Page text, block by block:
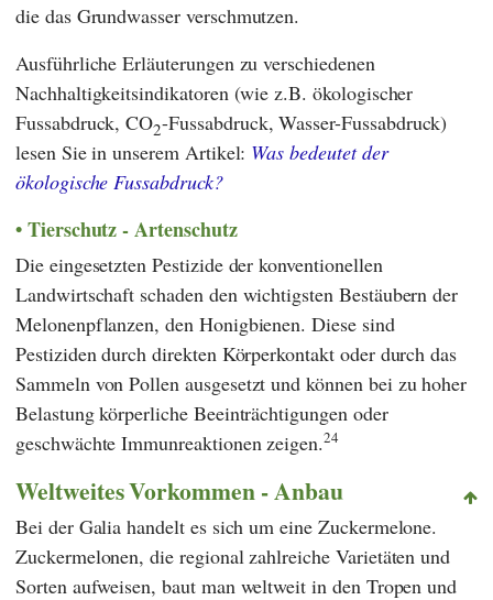
die das Grundwasser verschmutzen.
Ausführliche Erläuterungen zu verschiedenen
Nachhaltigkeitsindikatoren (wie z.B. ökologischer
Fussabdruck, CO2-Fussabdruck, Wasser-Fussabdruck)
lesen Sie in unserem Artikel: Was bedeutet der
ökologische Fussabdruck?
Tierschutz - Artenschutz
Die eingesetzten Pestizide der konventionellen
Landwirtschaft schaden den wichtigsten Bestäubern der
Melonenpflanzen, den Honigbienen. Diese sind
Pestiziden durch direkten Körperkontakt oder durch das
Sammeln von Pollen ausgesetzt und können bei zu hoher
Belastung körperliche Beeinträchtigungen oder
geschwächte Immunreaktionen zeigen.24
Weltweites Vorkommen - Anbau
Bei der Galia handelt es sich um eine Zuckermelone.
Zuckermelonen, die regional zahlreiche Varietäten und
Sorten aufweisen, baut man weltweit in den Tropen und